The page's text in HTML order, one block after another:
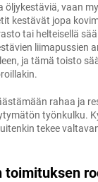
öljykestäviä, vaan
kestävät jopa
tai helteisellä
liimapussien
ja tämä toisto
rahaa ja
työnkulku.
tekee
toimituksen